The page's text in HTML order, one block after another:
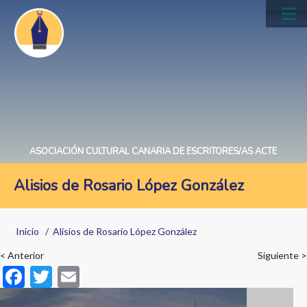
Pasar
contenido
principal
ASOCIACIÓN CULTURAL CANARIA DE ESCRITORES/AS ACTE
Alisios de Rosario López González
Sobrescribir
enlaces
de
ayuda
Inicio Alisios de Rosario López González
< Anterior Siguiente >
F
ac
T
w m